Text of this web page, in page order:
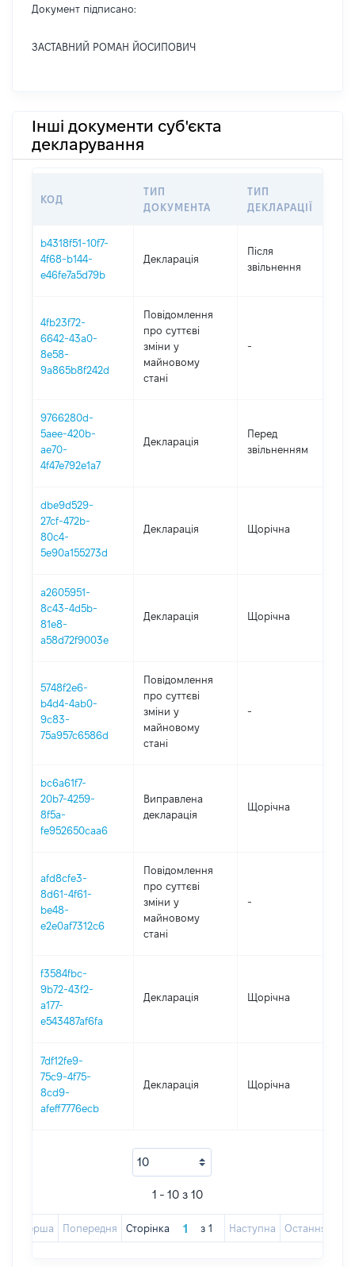
Документ підписано:
ЗАСТАВНИЙ РОМАН ЙОСИПОВИЧ
Інші документи суб'єкта
декларування
КОД
ТИП
ДОКУМЕНТА
ТИП
ДЕКЛАРАЦІЇ
b4318f51-10f7-
4f68-b144-
e46fe7a5d79b
Декларація
Після
звільнення
4fb23f72-
6642-43a0-
8e58-
9a865b8f242d
Повідомлення
про суттєві
зміни y
майновому
стані
-
9766280d-
5aee-420b-
ae70-
4f47e792e1a7
Декларація
Перед
звільненням
dbe9d529-
27cf-472b-
80c4-
5e90a155273d
Декларація Щорічна
a2605951-
8c43-4d5b-
81e8-
a58d72f9003e
Декларація Щорічна
5748f2e6-
b4d4-4ab0-
9c83-
75a957c6586d
Повідомлення
про суттєві
зміни y
майновому
стані
-
bc6a61f7-
20b7-4259-
8f5a-
fe952650caa6
Виправлена
декларація
Щорічна
afd8cfe3-
8d61-4f61-
be48-
e2e0af7312c6
Повідомлення
про суттєві
зміни y
майновому
стані
-
f3584fbc-
9b72-43f2-
a177-
e543487af6fa
Декларація Щорічна
7df12fe9-
75c9-4f75-
8cd9-
afeff7776ecb
Декларація Щорічна
1 - 10 з 10
Перша Попередня Сторінка з 1 Наступна Остання